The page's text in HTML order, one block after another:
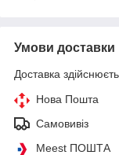
Умови доставки
Доставка
Нова Пошта
Самовивіз
Meest ПОШТА